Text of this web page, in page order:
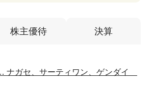
株主優待 決算
ナガセ、サーティワン、ゲンダイ